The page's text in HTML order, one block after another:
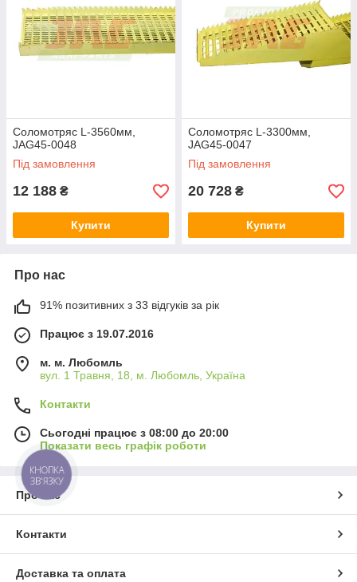
Соломотряс L-3560мм,
JAG45-0048
Під замовлення
12 188 ₴
Купити
Соломотряс L-3300мм,
JAG45-0047
Під замовлення
20 728 ₴
Купити
Про нас
91% позитивних з 33 відгуків за рік
Працює з 19.07.2016
м. м. Любомль
вул. 1 Травня, 18, м. Любомль, Україна
Контакти
Сьогодні працює з 08:00 до 20:00
Показати весь графік роботи
Про нас
Контакти
Доставка та оплата
КНОПКА
ЗВ'ЯЗКУ